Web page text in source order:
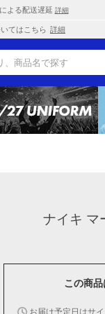
よる配送遅延 詳細
てはこちら 詳細
ナイキ マ
この商
お届け予定日はサ